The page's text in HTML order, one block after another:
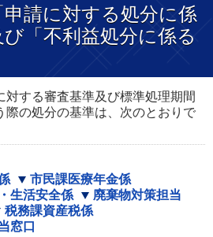
請に対する処分に係
「不利益処分に係る
対する審査基準及び標準処理期間
際の処分の基準は、次のとおりで
市民課医療年金係
生活安全係
廃棄物対策担当
税務課資産税係
窓口